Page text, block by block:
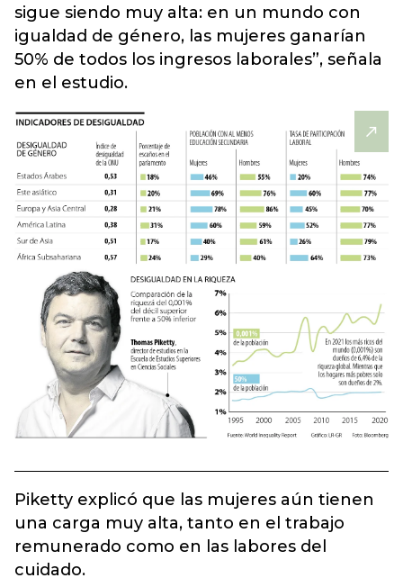
sigue siendo muy alta: en un mundo con
igualdad de género, las mujeres ganarían
50% de todos los ingresos laborales”, señala
en el estudio.
Piketty explicó que las mujeres aún tienen
una carga muy alta, tanto en el trabajo
remunerado como en las labores del
cuidado.